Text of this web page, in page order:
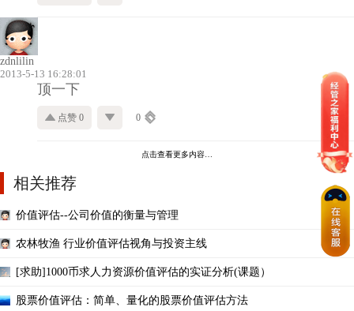
zdnlilin
2013-5-13 16:28:01
顶一下
点赞 0 0
点击查看更多内容…
相关推荐
价值评估--公司价值的衡量与管理
农林牧渔 行业价值评估视角与投资主线
[求助]1000币求人力资源价值评估的实证分析(课题）
股票价值评估：简单、量化的股票价值评估方法